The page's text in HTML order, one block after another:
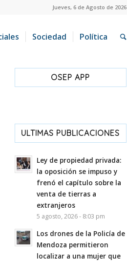
Jueves, 6 de Agosto de 2026
Sociedad Política
OSEP APP
ULTIMAS PUBLICACIONES
Ley de propiedad privada:
la oposición se impuso y
frenó el capítulo sobre la
venta de tierras a
extranjeros
5 agosto, 2026 - 8:03 pm
Los drones de la Policía de
Mendoza permitieron
localizar a una mujer que